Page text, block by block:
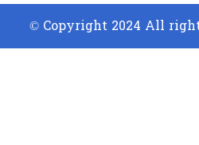
© Copyright 2024 All